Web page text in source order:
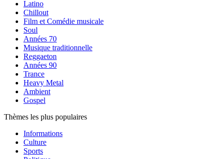
Latino
Chillout
Film et Comédie musicale
Soul
Années 70
Musique traditionnelle
Reggaeton
Années 90
Trance
Heavy Metal
Ambient
Gospel
Thèmes les plus populaires
Informations
Culture
Sports